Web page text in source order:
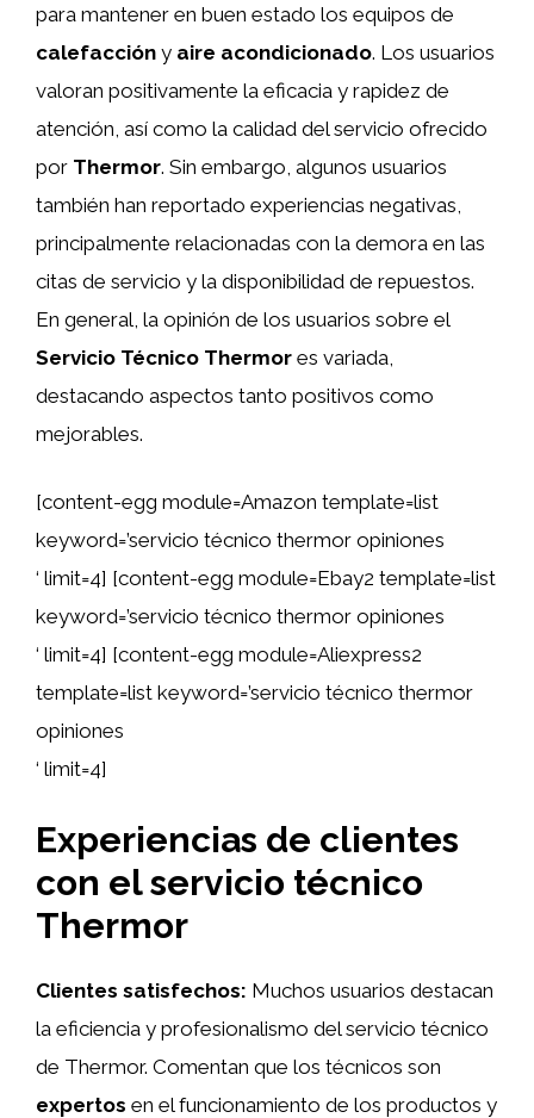
para mantener en buen estado los equipos de
calefacción y aire acondicionado. Los usuarios
valoran positivamente la eficacia y rapidez de
atención, así como la calidad del servicio ofrecido
por Thermor. Sin embargo, algunos usuarios
también han reportado experiencias negativas,
principalmente relacionadas con la demora en las
citas de servicio y la disponibilidad de repuestos.
En general, la opinión de los usuarios sobre el
Servicio Técnico Thermor es variada,
destacando aspectos tanto positivos como
mejorables.
[content-egg module=Amazon template=list
keyword=’servicio técnico thermor opiniones
‘ limit=4] [content-egg module=Ebay2 template=list
keyword=’servicio técnico thermor opiniones
‘ limit=4] [content-egg module=Aliexpress2
template=list keyword=’servicio técnico thermor
opiniones
‘ limit=4]
Experiencias de clientes
con el servicio técnico
Thermor
Clientes satisfechos: Muchos usuarios destacan
la eficiencia y profesionalismo del servicio técnico
de Thermor. Comentan que los técnicos son
expertos en el funcionamiento de los productos y